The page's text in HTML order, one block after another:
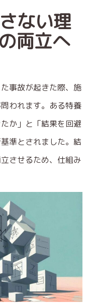
ない理
両立へ
事故が起きた際、施
われます。ある特養
か」と「結果を回避
準とされました。結
させるため、仕組み